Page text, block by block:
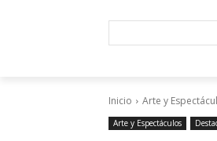
Inicio Arte y
Arte y Espectáculos